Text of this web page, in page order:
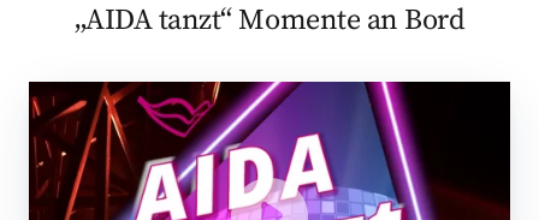
„AIDA tanzt“ Momente an Bord